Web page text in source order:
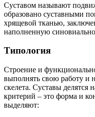
Суставом называют
образовано суставными
хрящевой тканью,
наполненную
Типология
Строение и
выполнять свою работу и
скелета. Суставы делятся
критерий – это форма и
выделяют: